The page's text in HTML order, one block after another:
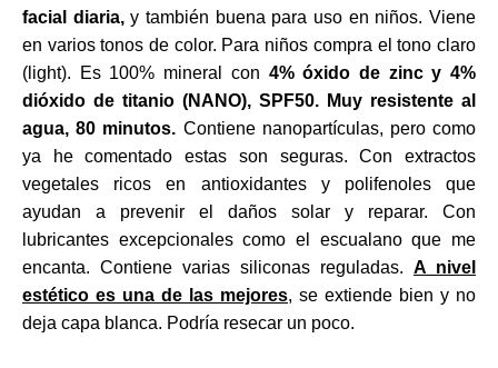
facial diaria,y también buena para uso en niños. Viene
en varios tonos de color. Para niños compra el tono claro
(light). Es 100% mineral con 4% óxido de zinc y 4%
dióxido de titanio (NANO), SPF50. Muy resistente al
agua, 80 minutos. Contiene nanopartículas, pero como
ya he comentado estas son seguras. Con extractos
vegetales ricos en antioxidantes y polifenoles que
ayudan a prevenir el daños solar y reparar. Con
lubricantes excepcionales como el escualano que me
encanta. Contiene varias siliconas reguladas. A nivel
estético es una de las mejores, se extiende bien y no
deja capa blanca. Podría resecar un poco.